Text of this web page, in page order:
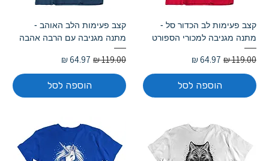
קצב פעימות לב הכדור סל -
מתנה מגניבה למכורי הספורט
מחיר רגיל מחיר מבצע
הוספה לסל
קצב פעימות הלב האוהב -
מתנה מגניבה עם הרבה אהבה
מחיר רגיל מחיר מבצע
הוספה לסל